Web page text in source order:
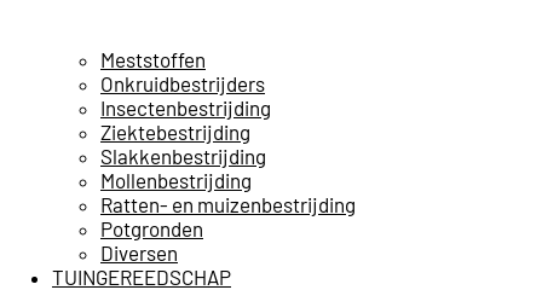
Meststoffen
Onkruidbestrijders
Insectenbestrijding
Ziektebestrijding
Slakkenbestrijding
Mollenbestrijding
Ratten- en muizenbestrijding
Potgronden
Diversen
TUINGEREEDSCHAP